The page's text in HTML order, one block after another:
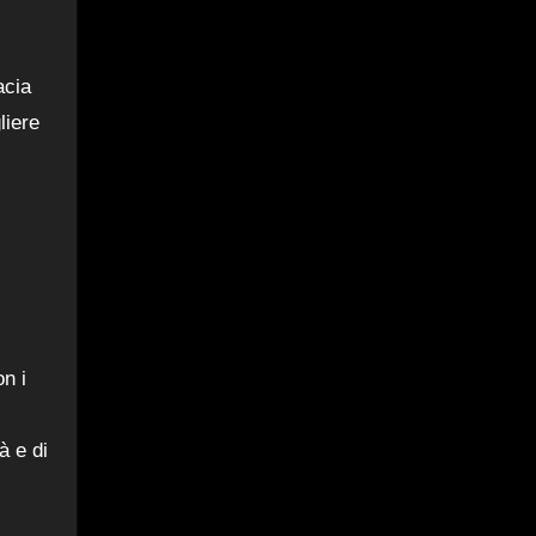
i
e di